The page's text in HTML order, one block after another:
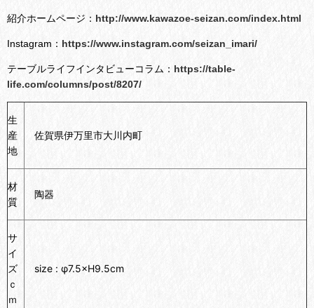
紹介ホームページ： http://www.kawazoe-seizan.com/index.html
Instagram： https://www.instagram.com/seizan_imari/
テーブルライフインタビューコラム： https://table-
life.com/columns/post/8207/
生
産
地
佐賀県伊万里市大川内町
材
質
陶器
サ
イ
ズ
ｃ
ｍ
size : φ7.5×H9.5cm